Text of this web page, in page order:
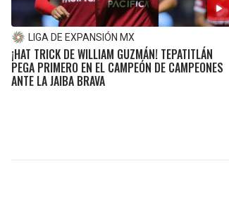
LIGA DE EXPANSIÓN MX
¡HAT TRICK DE WILLIAM GUZMÁN! TEPATITLÁN
PEGA PRIMERO EN EL CAMPEÓN DE CAMPEONES
ANTE LA JAIBA BRAVA